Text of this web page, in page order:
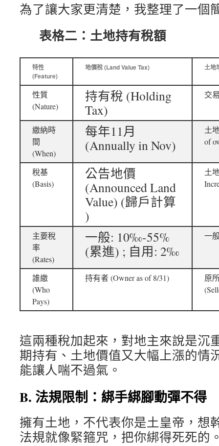
為了讓大家更清楚，我整理了一個
表格二：土地持有稅額
特性
(Feature)
地價稅 (Land Value Tax) 土地
性質
(Nature)
持有稅 (Holding
Tax)
交
繳納時
間
(When)
每年11月
(Annually in Nov)
土
of
稅基
(Basis)
公告地價
(Announced Land
Value) (歸戶計算
)
土
主要稅
率
(Rates)
一般: 10‰-55%
(累進) ; 自用: 2‰
一
誰繳
(Who
Pays)
持有者 (Owner as of 8/31)
原
這兩種稅加起來，對地主來說是沉
期持有、土地價值又大幅上漲的情
能讓人喘不過氣。
B. 法規限制：綁手綁腳動彈不得
擁有土地，不代表你是土皇帝，想
法規就像緊箍咒，把你綁得死死的